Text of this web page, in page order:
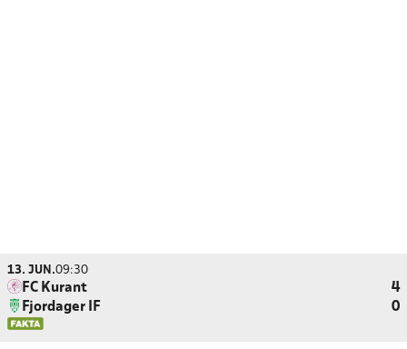
13. JUN.09:30
FC Kurant
4
Fjordager IF
0